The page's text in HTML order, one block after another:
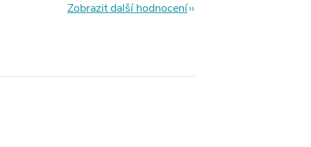
Zobrazit další hodnocení